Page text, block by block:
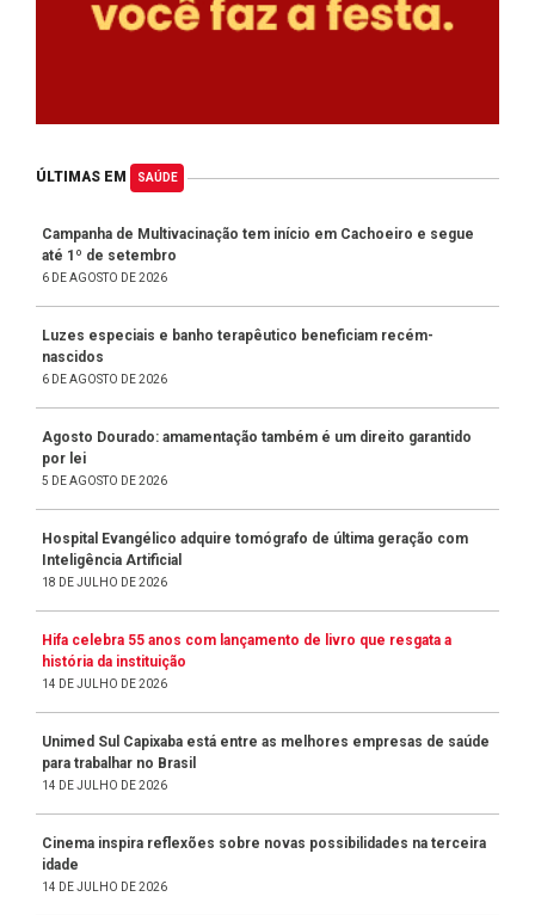
ÚLTIMAS EM SAÚDE
Campanha de Multivacinação tem início em Cachoeiro e segue
até 1º de setembro
6 DE AGOSTO DE 2026
Luzes especiais e banho terapêutico beneficiam recém-
nascidos
6 DE AGOSTO DE 2026
Agosto Dourado: amamentação também é um direito garantido
por lei
5 DE AGOSTO DE 2026
Hospital Evangélico adquire tomógrafo de última geração com
Inteligência Artificial
18 DE JULHO DE 2026
Hifa celebra 55 anos com lançamento de livro que resgata a
história da instituição
14 DE JULHO DE 2026
Unimed Sul Capixaba está entre as melhores empresas de saúde
para trabalhar no Brasil
14 DE JULHO DE 2026
Cinema inspira reflexões sobre novas possibilidades na terceira
idade
14 DE JULHO DE 2026